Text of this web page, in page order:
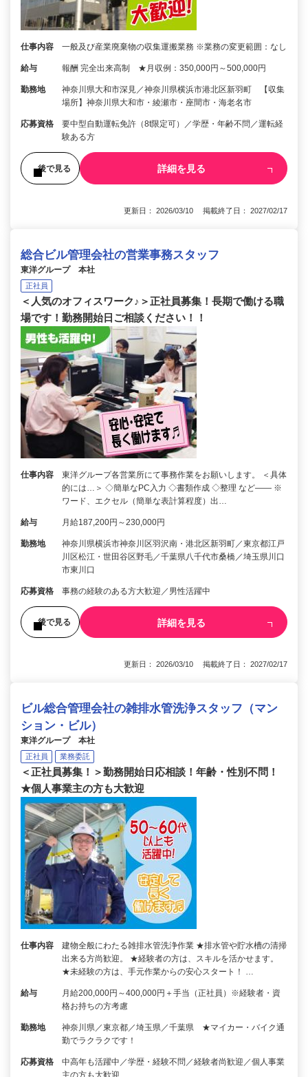
仕事内容 一般及び産業廃棄物の収集運搬業務 ※業務の変更範囲：なし
給与 報酬 完全出来高制 ★月収例：350,000円～500,000円
勤務地
神奈川県大和市深見／神奈川県横浜市港北区新羽町 【収集
場所】神奈川県大和市・綾瀬市・座間市・海老名市
応募資格
要中型自動運転免許（8t限定可）／学歴・年齢不問／運転経
験ある方
後で見る 詳細を見る
更新日： 2026/03/10 掲載終了日： 2027/02/17
総合ビル管理会社の営業事務スタッフ
東洋グループ 本社
正社員
＜人気のオフィスワーク♪＞正社員募集！長期で働ける職
場です！勤務開始日ご相談ください！！
仕事内容
東洋グループ各営業所にて事務作業をお願いします。 ＜具体
的には…＞ ◇簡単なPC入力 ◇書類作成 ◇整理 など―― ※
ワード、エクセル（簡単な表計算程度）出…
給与 月給187,200円～230,000円
勤務地
神奈川県横浜市神奈川区羽沢南・港北区新羽町／東京都江戸
川区松江・世田谷区野毛／千葉県八千代市桑橋／埼玉県川口
市東川口
応募資格 事務の経験のある方大歓迎／男性活躍中
後で見る 詳細を見る
更新日： 2026/03/10 掲載終了日： 2027/02/17
ビル総合管理会社の雑排水管洗浄スタッフ（マン
ション・ビル）
東洋グループ 本社
正社員 業務委託
＜正社員募集！＞勤務開始日応相談！年齢・性別不問！
★個人事業主の方も大歓迎
仕事内容
建物全般にわたる雑排水管洗浄作業 ★排水管や貯水槽の清掃
出来る方尚歓迎。 ★経験者の方は、スキルを活かせます。
★未経験の方は、手元作業からの安心スタート！ …
給与
月給200,000円～400,000円＋手当（正社員）※経験者・資
格お持ちの方考慮
勤務地
神奈川県／東京都／埼玉県／千葉県 ★マイカー・バイク通
勤でラクラクです！
応募資格
中高年も活躍中／学歴・経験不問／経験者尚歓迎／個人事業
主の方も大歓迎